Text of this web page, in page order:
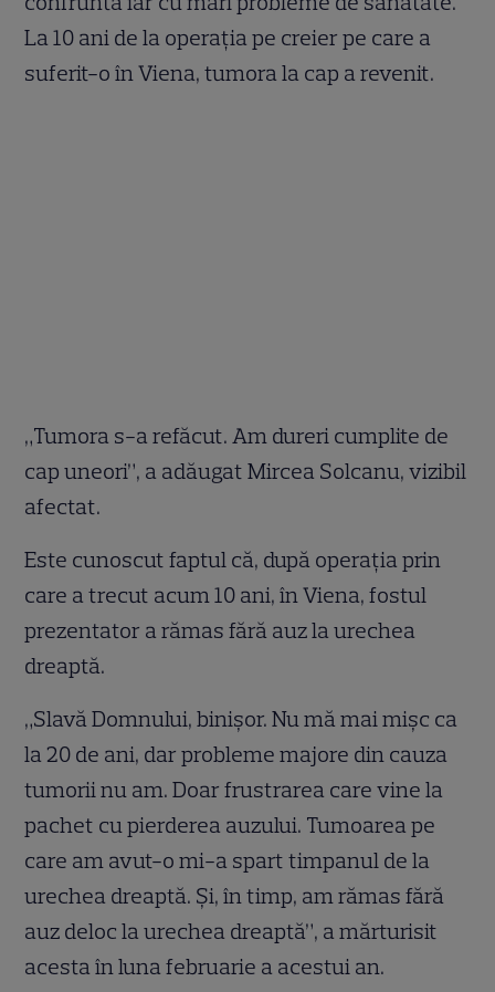
La 10 ani de la operația pe creier pe care a
suferit-o în Viena, tumora la cap a revenit.
„Tumora s-a refăcut. Am dureri cumplite de
cap uneori”, a adăugat Mircea Solcanu, vizibil
afectat.
Este cunoscut faptul că, după operația prin
care a trecut acum 10 ani, în Viena, fostul
prezentator a rămas fără auz la urechea
dreaptă.
„Slavă Domnului, binișor. Nu mă mai mișc ca
la 20 de ani, dar probleme majore din cauza
tumorii nu am. Doar frustrarea care vine la
pachet cu pierderea auzului. Tumoarea pe
care am avut-o mi-a spart timpanul de la
urechea dreaptă. Și, în timp, am rămas fără
auz deloc la urechea dreaptă”, a mărturisit
acesta în luna februarie a acestui an.